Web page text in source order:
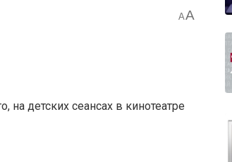
AA
детских сеансах в кинотеатре